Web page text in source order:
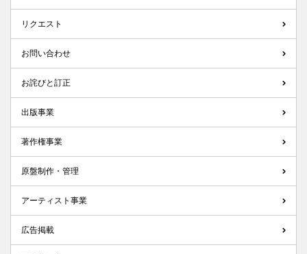
リクエスト
お問い合わせ
お詫びと訂正
出版事業
著作権事業
原盤制作・管理
アーティスト事業
広告掲載